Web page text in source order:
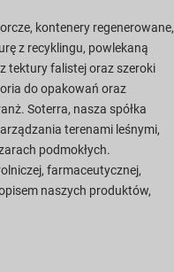
kontenery regenerowane,
z recyklingu, powlekaną
tektury falistej oraz szeroki
do opakowań oraz
Soterra, nasza spółka
terenami leśnymi,
podmokłych.
farmaceutycznej,
naszych produktów,